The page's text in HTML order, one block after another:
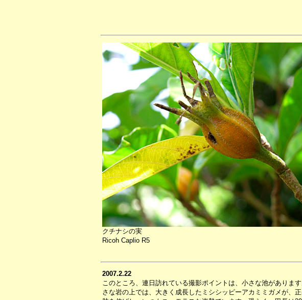
クチナシの実
Ricoh Caplio R5
2007.2.22
このところ、連日訪れている撮影ポイントは、小さな池がありま
さな岩の上では、大きく成長したミシシッピーアカミミガメが、